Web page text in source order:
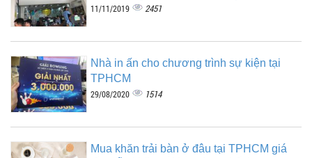
11/11/2019 2451
Nhà in ấn cho chương trình sự kiện tại
TPHCM
29/08/2020 1514
Mua khăn trải bàn ở đâu tại TPHCM giá